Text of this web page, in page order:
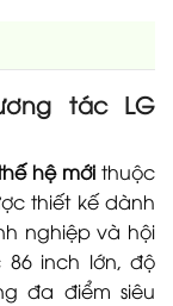
tác LG
hệ mới thuộc
thiết kế dành
nghiệp và hội
86 inch lớn, độ
đa điểm siêu